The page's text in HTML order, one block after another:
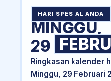
HARI SPESIAL ANDA
MINGGU,
29
Ringkasan kalender
Minggu, 29 Februari